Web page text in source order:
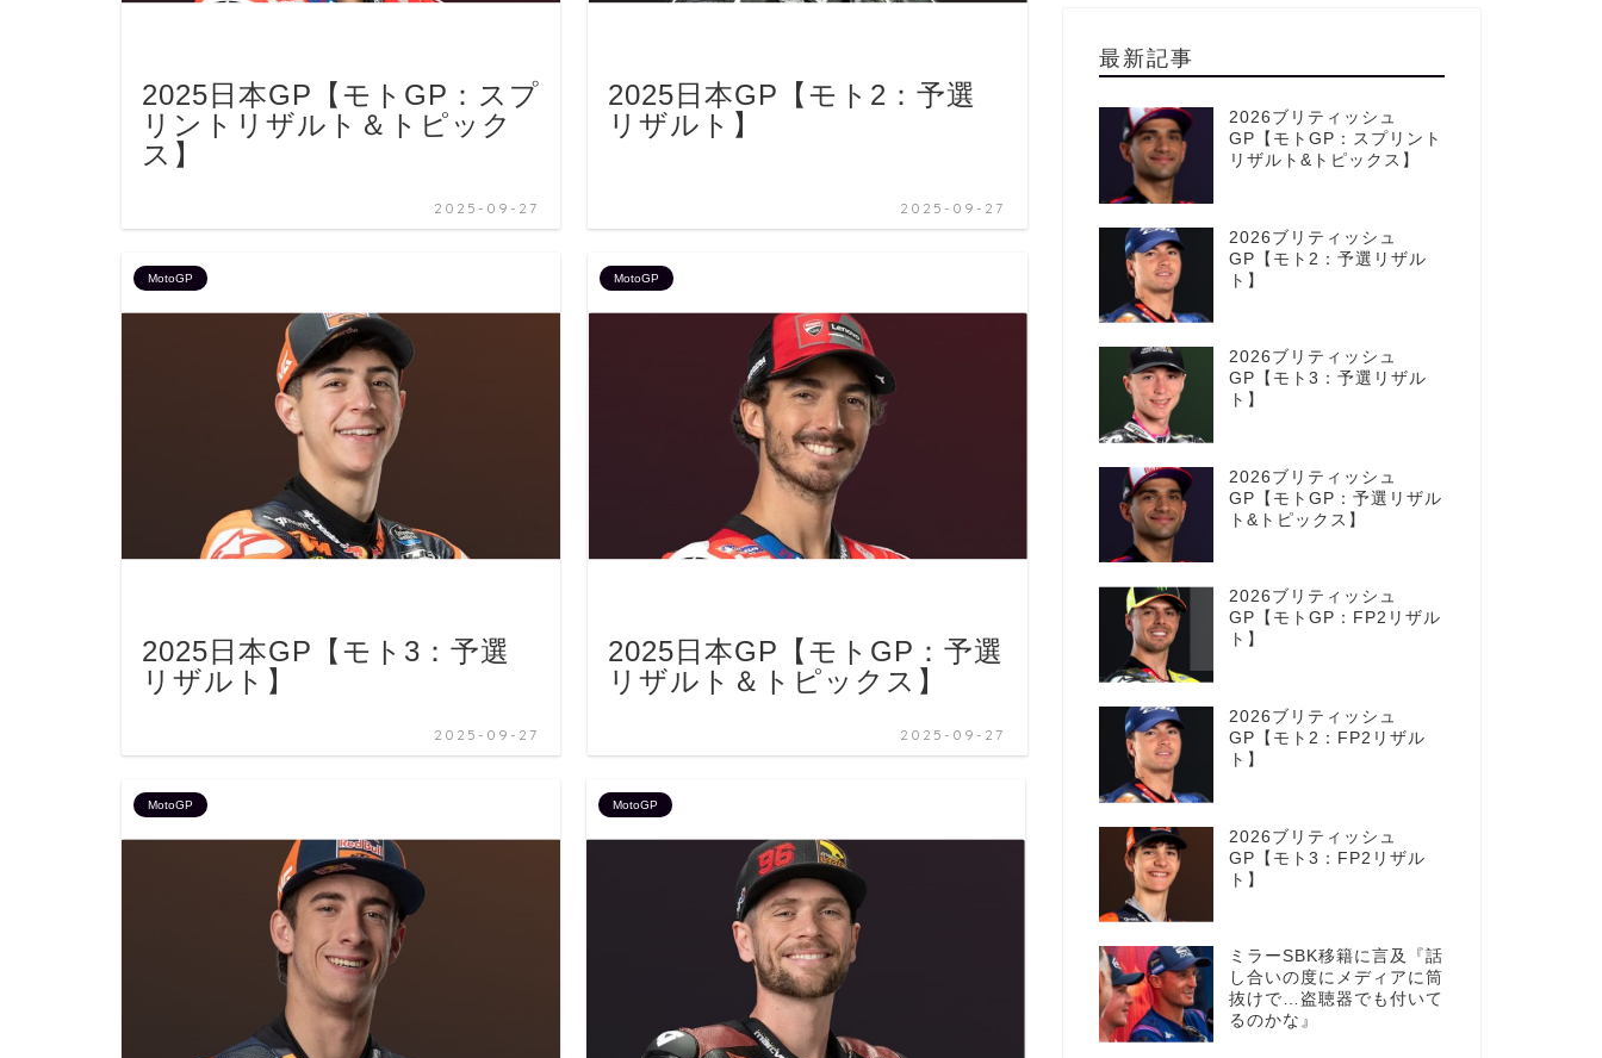
2025日本GP【モトGP：スプ
リントリザルト＆トピック
ス】
2025-09-27
2025日本GP【モト2：予選
リザルト】
2025-09-27
MotoGP
2025日本GP【モト3：予選
リザルト】
2025-09-27
MotoGP
2025日本GP【モトGP：予選
リザルト＆トピックス】
2025-09-27
MotoGP MotoGP
最新記事
2026ブリティッシュ
GP【モトGP：スプリント
リザルト&トピックス】
2026ブリティッシュ
GP【モト2：予選リザル
ト】
2026ブリティッシュ
GP【モト3：予選リザル
ト】
2026ブリティッシュ
GP【モトGP：予選リザル
ト&トピックス】
2026ブリティッシュ
GP【モトGP：FP2リザル
ト】
2026ブリティッシュ
GP【モト2：FP2リザル
ト】
2026ブリティッシュ
GP【モト3：FP2リザル
ト】
ミラーSBK移籍に言及『話
し合いの度にメディアに筒
抜けで…盗聴器でも付いて
るのかな』